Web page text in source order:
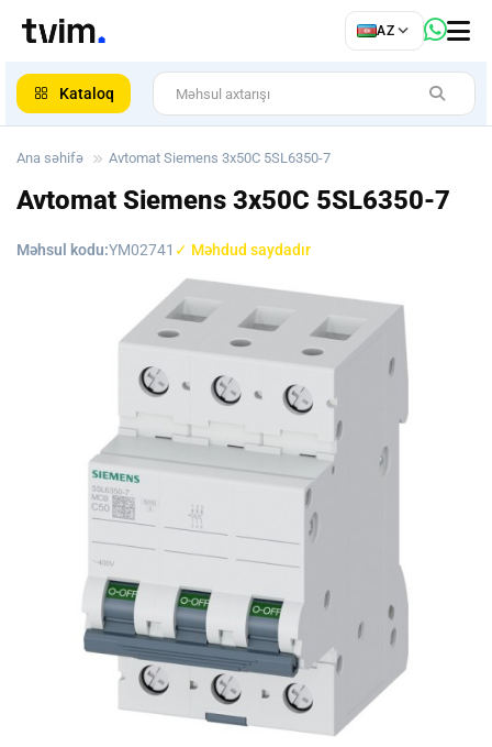
AZ
Kataloq
Ana səhifə Avtomat Siemens 3x50C 5SL6350-7
Avtomat Siemens 3x50C 5SL6350-7
Məhsul kodu:YM02741 ✓ Məhdud saydadır